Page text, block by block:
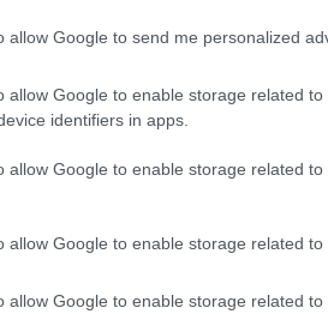
allow Google to send me personalized
allow Google to enable storage related
identifiers in apps.
allow Google to enable storage related
allow Google to enable storage related to
allow Google to enable storage related to
επιχειρήσεις δεν εφαρμόσουν το
να πληρώσουν πρόστιμο
θα έχουν τη δυνατότητα
κάθε μήνα για υπερωρίες ή
η παρουσία δεν συνιστά εργασία.